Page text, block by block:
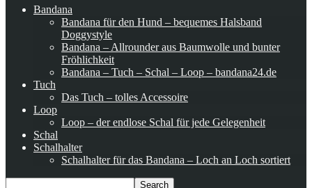
Bandana
Bandana für den Hund – bequemes Halsband
Doggystyle
Bandana – Allrounder aus Baumwolle und bunter
Fröhlichkeit
Bandana – Tuch – Schal – Loop – bandana24.de
Tuch
Das Tuch – tolles Accessoire
Loop
Loop – der endlose Schal für jede Gelegenheit
Schal
Schalhalter
Schalhalter für das Bandana – Loch an Loch sortiert